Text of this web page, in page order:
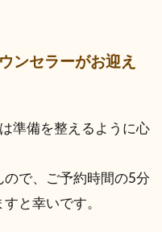
ンセラーがお迎え
準備を整えるように心
で、ご予約時間の5分
と幸いです。